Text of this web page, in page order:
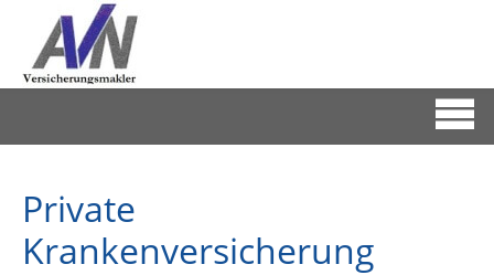
Private
Krankenversicherung